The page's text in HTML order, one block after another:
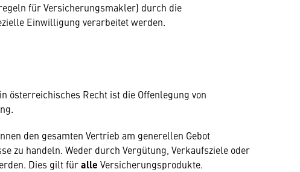
für Versicherungsmakler) durch die
Einwilligung verarbeitet werden.
in österreichisches Recht ist die Offenlegung von
den gesamten Vertrieb am generellen Gebot
zu handeln. Weder durch Vergütung, Verkaufsziele oder
Dies gilt füralle Versicherungsprodukte.